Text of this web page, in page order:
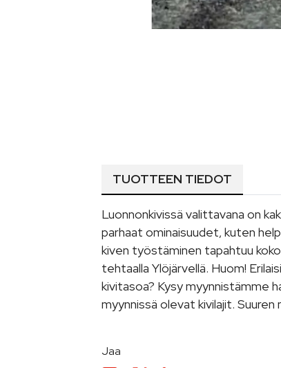
TUOTTEEN TIEDOT
Luonnonkivissä valittavana on
parhaat ominaisuudet, kuten
kiven työstäminen tapahtuu
tehtaalla Ylöjärvellä. Huom!
kivitasoa? Kysy myynnistämme
myynnissä olevat kivilajit.
Jaa